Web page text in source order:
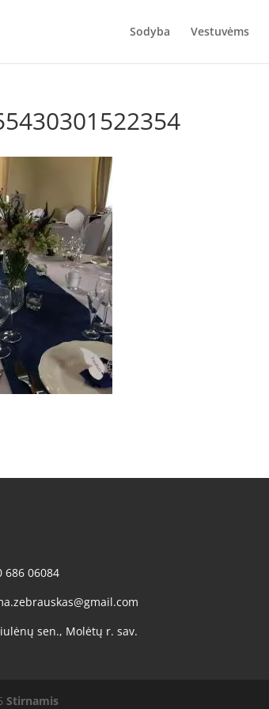
Sodyba Vestuvėms
686 06084
sen., Molėtų r. sav.
Stirnamis